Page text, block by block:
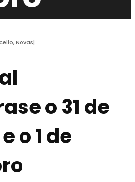
,Novas|
o 31 de
o 1 de